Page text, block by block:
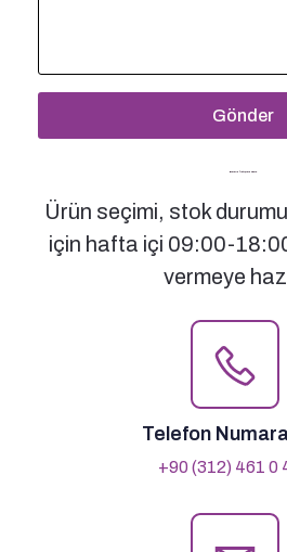
Gönder
Bizimle İletişime Geçin
Ürün seçimi, stok
için hafta içi 09:00-
vermeye
Telefon
+90 (312) 461 0